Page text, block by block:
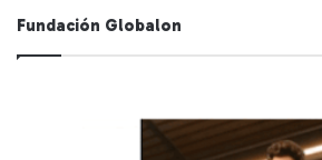
Fundación Globalon